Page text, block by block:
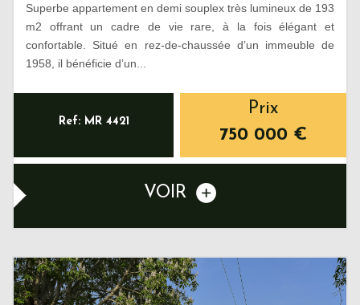
Superbe appartement en demi souplex très lumineux de 193
m2 offrant un cadre de vie rare, à la fois élégant et
confortable. Situé en rez-de-chaussée d’un immeuble de
1958, il bénéficie d’un...
Ref: MR 4421
Prix
750 000 €
VOIR